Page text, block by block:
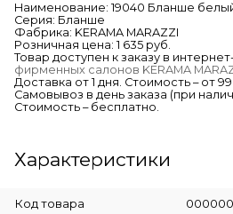
Наименование: 19040 Бланше белый
Серия: Бланше
Фабрика: KERAMA MARAZZI
Розничная цена: 1 635 руб.
Товар доступен к заказу в
фирменных салонов KERAMA
Доставка от 1 дня. Стоимость – от
Самовывоз в день заказа (при
Стоимость – бесплатно.
Характеристики
Код товара